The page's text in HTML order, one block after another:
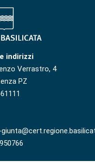
indirizzi
Verrastro, 4
PZ